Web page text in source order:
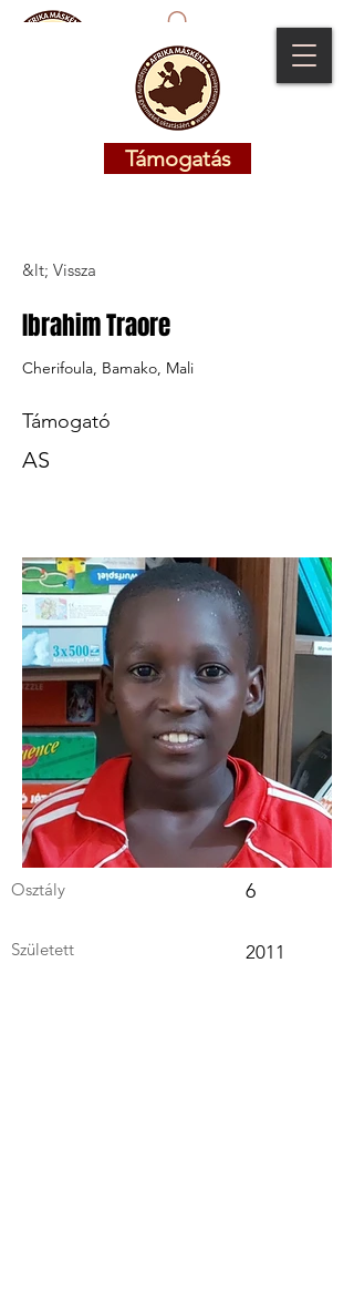
Támogatás
Támogatás
&lt; Vissza
Ibrahim Traore
Cherifoula, Bamako, Mali
Támogató
AS
Osztály 6
Született 2011